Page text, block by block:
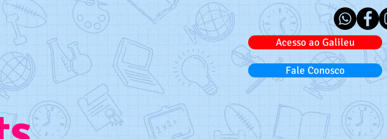
Acesso ao Galileu
Fale Conosco